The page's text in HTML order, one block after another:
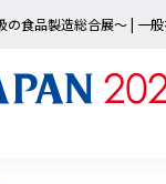
の食品製造総合展〜 | 一